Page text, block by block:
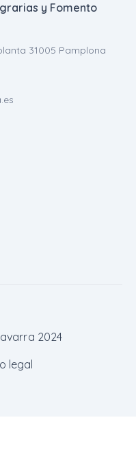
y Fomento
31005 Pamplona
2024
legal